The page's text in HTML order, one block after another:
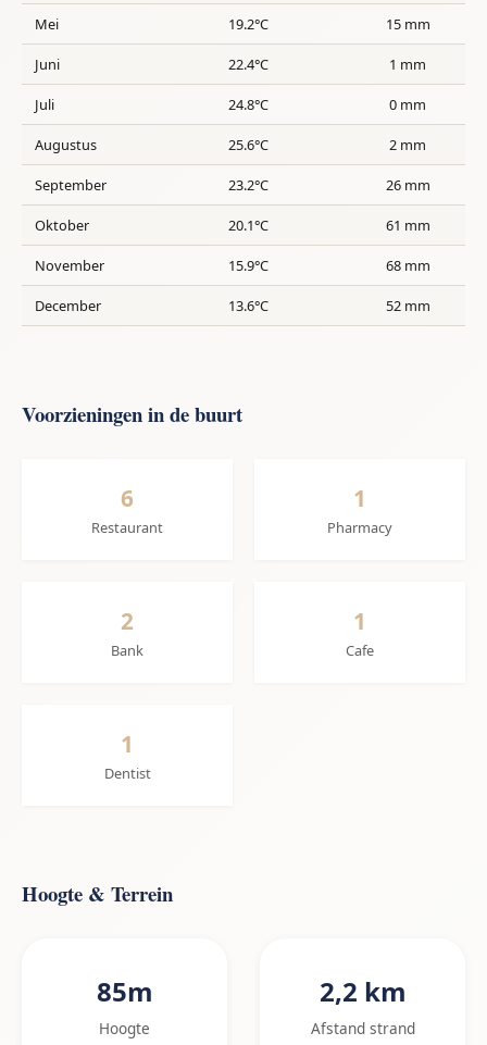
Mei 19.2°C 15 mm
Juni 22.4°C 1 mm
Juli 24.8°C 0 mm
Augustus 25.6°C 2 mm
September 23.2°C 26 mm
Oktober 20.1°C 61 mm
November 15.9°C 68 mm
December 13.6°C 52 mm
Voorzieningen in de buurt
6
Restaurant
1
Pharmacy
2
Bank
1
Cafe
1
Dentist
Hoogte & Terrein
85m
Hoogte
2,2 km
Afstand strand